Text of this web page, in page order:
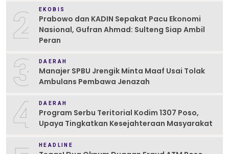
2 EKOBIS
Prabowo dan KADIN Sepakat Pacu Ekonomi
Nasional, Gufran Ahmad: Sulteng Siap Ambil
Peran
3 DAERAH
Manajer SPBU Jrengik Minta Maaf Usai Tolak
Ambulans Pembawa Jenazah
4 DAERAH
Program Serbu Teritorial Kodim 1307 Poso,
Upaya Tingkatkan Kesejahteraan Masyarakat
HEADLINE